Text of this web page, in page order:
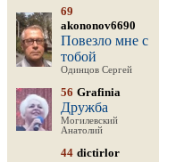
69
akononov6690
Повезло мне с
тобой
Одинцов Сергей
56 Grafinia
Дружба
Могилевский
Анатолий
44 dictirlor